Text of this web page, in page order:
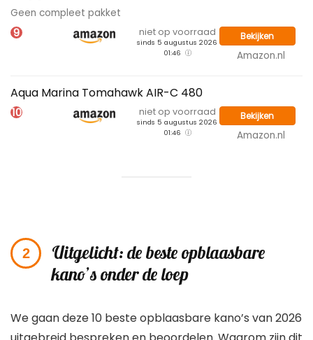
Geen compleet pakket
9 niet op voorraad
sinds 5 augustus 2026
01:46
Bekijken
Amazon.nl
Aqua Marina Tomahawk AIR-C 480
10
sinds 5 augustus 2026
01:46
Bekijken
Amazon.nl
Uitgelicht: de beste opblaasbare
kano’s onder de loep
We gaan deze 10 beste opblaasbare kano’s van 2026
uitgebreid bespreken en beoordelen. Waarom zijn dit